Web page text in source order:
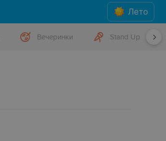
Лето
Вечеринки Stand Up